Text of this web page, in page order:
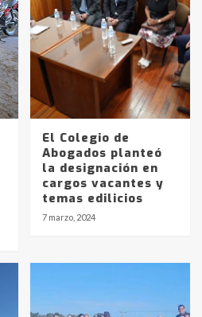
El Colegio de
Abogados planteó
la designación en
cargos vacantes y
temas edilicios
7 marzo, 2024